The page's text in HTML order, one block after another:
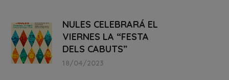
NULES CELEBRARÁ EL
VIERNES LA “FESTA
DELS CABUTS”
18/04/2023